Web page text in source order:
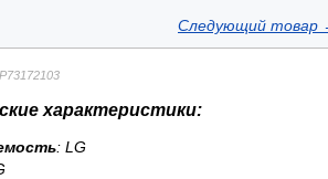
Следующий товар
характеристики:
: LG